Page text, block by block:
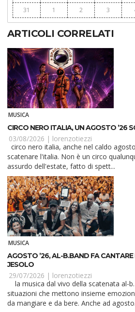
31
1 2 3
ARTICOLI CORRELATI
MUSICA
CIRCO NERO ITALIA, UN AGOSTO ’26
03/08/2026 | lorenzotiezzi
scatenare l'italia. Non è un circo
assurdo dell'estate, fatto di spett...
MUSICA
AGOSTO ’26, AL-B.BAND FA CANTARE
JESOLO
29/07/2026 | lorenzotiezzi
situazioni che mettono insieme
da mangiare e da bere. Anche ad